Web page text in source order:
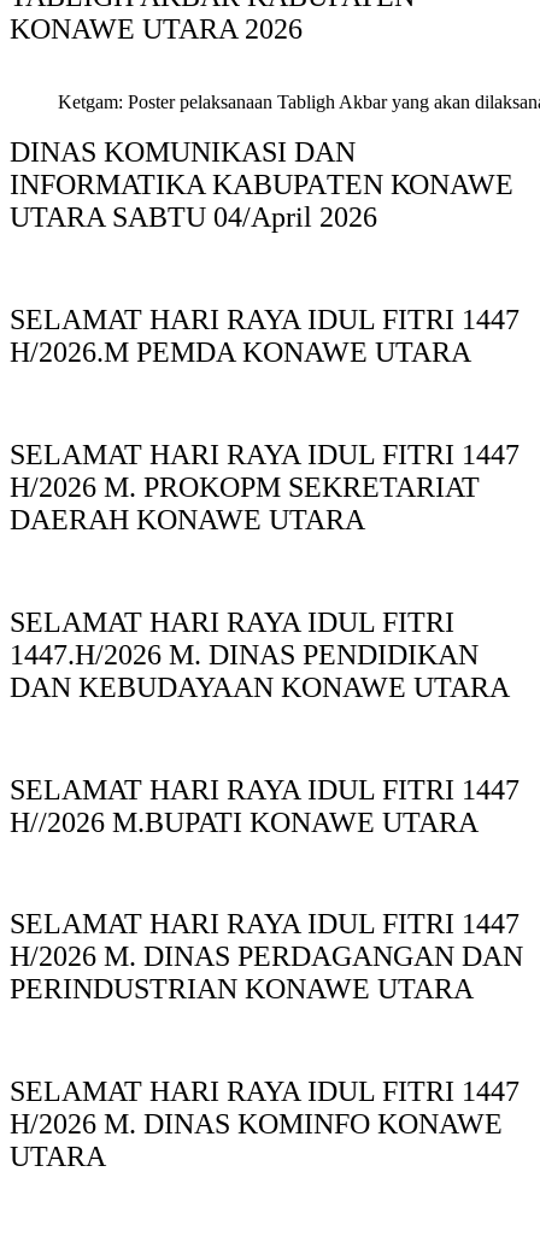
KONAWE UTARA 2026
Ketgam: Poster pelaksanaan Tabligh Akbar yang akan
DINAS KOMUNIKASI DAN
INFORMATIKA KABUPAΤΕΝ ΚΟNAWE
UTARA SABTU 04/April 2026
SELAMAT HARI RAYA IDUL FITRI 1447
H/2026.M PEMDA KONAWE UTARA
SELAMAT HARI RAYA IDUL FITRI 1447
H/2026 M. PROKOPM SEKRETARIAT
DAERAH KONAWE UTARA
SELAMAT HARI RAYA IDUL FITRI
1447.H/2026 M. DINAS PENDIDIKAN
DAN KEBUDAYAAN KONAWE UTARA
SELAMAT HARI RAYA IDUL FITRI 1447
H//2026 M.BUPATI KONAWE UTARA
SELAMAT HARI RAYA IDUL FITRI 1447
H/2026 M. DINAS PERDAGANGAN DAN
PERINDUSTRIAN KONAWE UTARA
SELAMAT HARI RAYA IDUL FITRI 1447
H/2026 M. DINAS KOMINFO KONAWE
UTARA